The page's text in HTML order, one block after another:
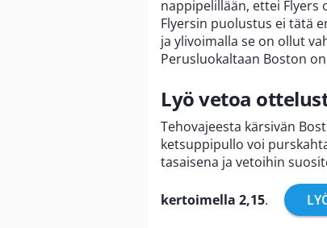
nappipelillään, ettei Flyers
Flyersin puolustus ei tätä
ja ylivoimalla se on ollut
Perusluokaltaan Boston
Lyö vetoa
Tehovajeesta kärsivän
ketsuppipullo voi
tasaisena ja vetoihin
kertoimella 2,15.